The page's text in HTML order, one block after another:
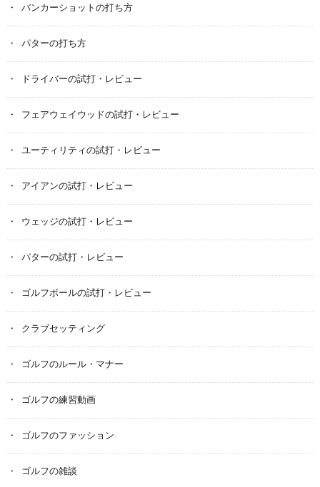
バンカーショットの打ち方
パターの打ち方
ドライバーの試打・レビュー
フェアウェイウッドの試打・レビュー
ユーティリティの試打・レビュー
アイアンの試打・レビュー
ウェッジの試打・レビュー
パターの試打・レビュー
ゴルフボールの試打・レビュー
クラブセッティング
ゴルフのルール・マナー
ゴルフの練習動画
ゴルフのファッション
ゴルフの雑談